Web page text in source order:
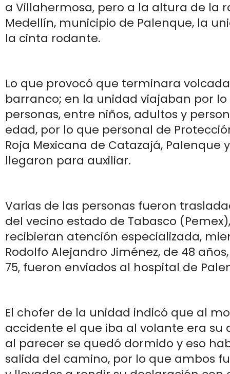
a Villahermosa, pero a la altura de la
Medellín, municipio de Palenque, la
la cinta rodante.
Lo que provocó que terminara
barranco; en la unidad viajaban por lo
personas, entre niños, adultos y
edad, por lo que personal de
Roja Mexicana de Catazajá, Palenque
llegaron para auxiliar.
Varias de las personas fueron
del vecino estado de Tabasco
recibieran atención especializada,
Rodolfo Alejandro Jiménez, de 48
75, fueron enviados al hospital de
El chofer de la unidad indicó que al
accidente el que iba al volante era su
al parecer se quedó dormido y eso
salida del camino, por lo que ambos